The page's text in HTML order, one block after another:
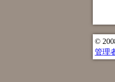
©
管理